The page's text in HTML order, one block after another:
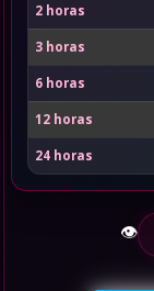
2 horas
3 horas
6 horas
12 horas
24 horas
👁️